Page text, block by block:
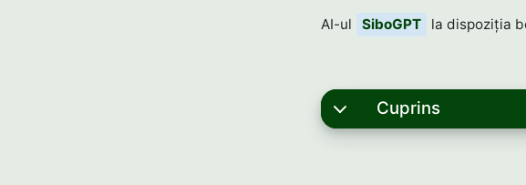
AI-ul SiboGPT la dispoziția
Cuprins